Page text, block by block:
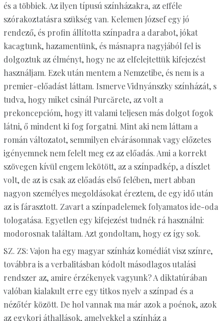
és a többiek. Az ilyen típusú színházakra, az efféle
szórakoztatásra szükség van. Kelemen József egy jó
rendező, és profin állította színpadra a darabot, jókat
kacagtunk, hazamentünk, és másnapra nagyjából fel is
dolgoztuk az élményt, hogy ne az elfelejtettük kifejezést
használjam. Ezek után mentem a Nemzetibe, és nem is a
premier-előadást láttam. Ismerve Vidnyánszky színházát, s
tudva, hogy miket csinál Purcărete, az volt a
prekoncepcióm, hogy itt valami teljesen más dolgot fogok
látni, ő mindent ki fog forgatni. Mint aki nem láttam a
román változatot, semmilyen elvárásomnak vagy előzetes
igényemnek nem felelt meg ez az előadás. Ami a korrekt
szövegen kívül engem lekötött, az a színpadkép, a díszlet
volt, de az is csak az előadás első felében, mert abban
nagyon személyes megoldásokat éreztem, de egy idő után
az is fárasztott. Zavart a színpadelemek folyamatos ide-oda
tologatása. Egyetlen egy kifejezést tudnék rá használni:
modorosnak találtam. Azt gondoltam, hogy ez így sok.
SZ. ZS: Vajon ha egy magyar színház komédiát visz színre,
továbbra is a verbalitásban kódolt másodlagos utalási
rendszer az, amire érzékenyek vagyunk? A diktatúrában
valóban kialakult erre egy titkos nyelv a színpad és a
nézőtér között. De hol vannak ma már azok a poénok, azok
az egykori áthallások, amelyekkel a színház a